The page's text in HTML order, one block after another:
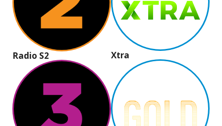
Radio S2 Xtra